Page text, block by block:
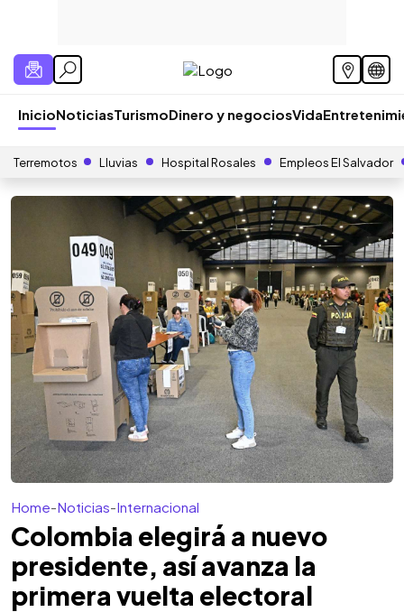
InicioNoticiasTurismoDinero y negociosVida
Terremotos Lluvias Hospital Rosales Empleos El Salvador
Home-Noticias-Internacional
Colombia elegirá a nuevo
presidente, así avanza la
primera vuelta electoral